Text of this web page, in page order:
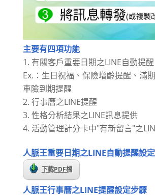
主要有四項功能
有關客戶重要日期之LINE自動提醒
Ex.：生日祝福、保險增齡提醒、滿
車險到期提醒
行事曆之LINE提醒
性格分析結果之LINE訊息提供
活動管理計分卡中"有新留言"之
人脈王重要日期之LINE自動提醒設
下載PDF檔
人脈王行事曆之LINE提醒設定步驟